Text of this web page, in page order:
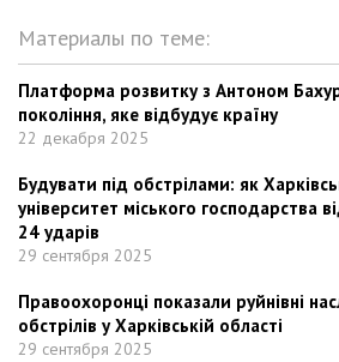
Материалы по теме:
Платформа розвитку з Антоном
покоління, яке відбудує країну
22 декабря 2025
Будувати під обстрілами: як
університет міського господарства
24 ударів
29 сентября 2025
Правоохоронці показали руйнівні
обстрілів у Харківській області
29 сентября 2025